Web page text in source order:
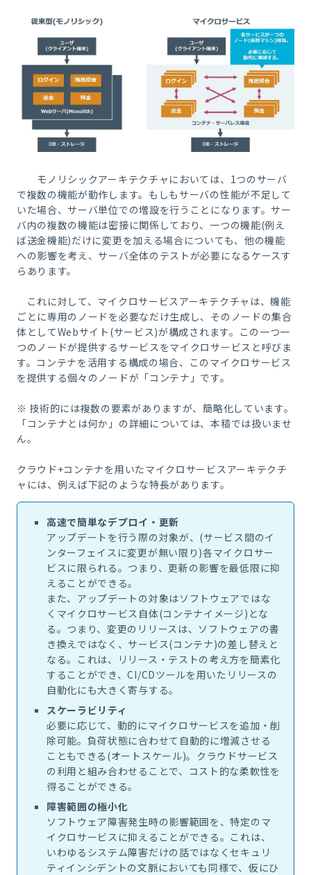
モノリシックアーキテクチャにおいては、1つのサーバ
で複数の機能が動作します。もしもサーバの性能が不足して
いた場合、サーバ単位での増設を行うことになります。サー
バ内の複数の機能は密接に関係しており、一つの機能(例え
ば送金機能)だけに変更を加える場合についても、他の機能
への影響を考え、サーバ全体のテストが必要になるケースす
らあります。
これに対して、マイクロサービスアーキテクチャは、機能
ごとに専用のノードを必要なだけ生成し、そのノードの集合
体としてWebサイト(サービス)が構成されます。この一つ一
つのノードが提供するサービスをマイクロサービスと呼びま
す。コンテナを活用する構成の場合、このマイクロサービス
を提供する個々のノードが「コンテナ」です。
※ 技術的には複数の要素がありますが、簡略化しています。
「コンテナとは何か」の詳細については、本稿では扱いませ
ん。
クラウド+コンテナを用いたマイクロサービスアーキテクチ
ャには、例えば下記のような特長があります。
高速で簡単なデプロイ・更新
アップデートを行う際の対象が、(サービス間のイ
ンターフェイスに変更が無い限り)各マイクロサー
ビスに限られる。つまり、更新の影響を最低限に抑
えることができる。
また、アップデートの対象はソフトウェアではな
くマイクロサービス自体(コンテナイメージ)とな
る。つまり、変更のリリースは、ソフトウェアの書
き換えではなく、サービス(コンテナ)の差し替えと
なる。これは、リリース・テストの考え方を簡素化
することができ、CI/CDツールを用いたリリースの
自動化にも大きく寄与する。
スケーラビリティ
必要に応じて、動的にマイクロサービスを追加・削
除可能。負荷状態に合わせて自動的に増減させる
こともできる(オートスケール)。クラウドサービス
の利用と組み合わせることで、コスト的な柔軟性を
得ることができる。
障害範囲の極小化
ソフトウェア障害発生時の影響範囲を、特定のマ
イクロサービスに抑えることができる。これは、
いわゆるシステム障害だけの話ではなくセキュリ
ティインシデントの文脈においても同様で、仮にひ